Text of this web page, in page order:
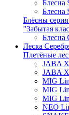
Блесна
Блесна
Блёсны
"Забытая
Блесна
Леска
Плетёные
JABA
JABA X
MIG
MIG
MIG
NEO